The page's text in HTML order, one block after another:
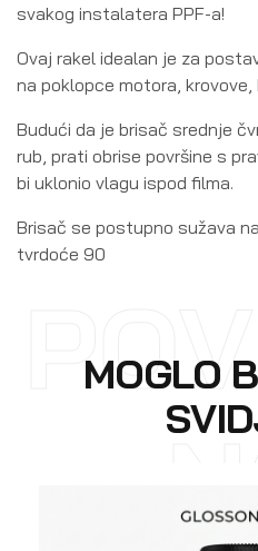
svakog instalatera PPF-a!
Ovaj rakel idealan je za
na poklopce motora, krovove,
Budući da je brisač srednje
rub, prati obrise površine s
bi uklonio vlagu ispod filma.
Brisač se postupno sužava
tvrdoće 90
MOGLO